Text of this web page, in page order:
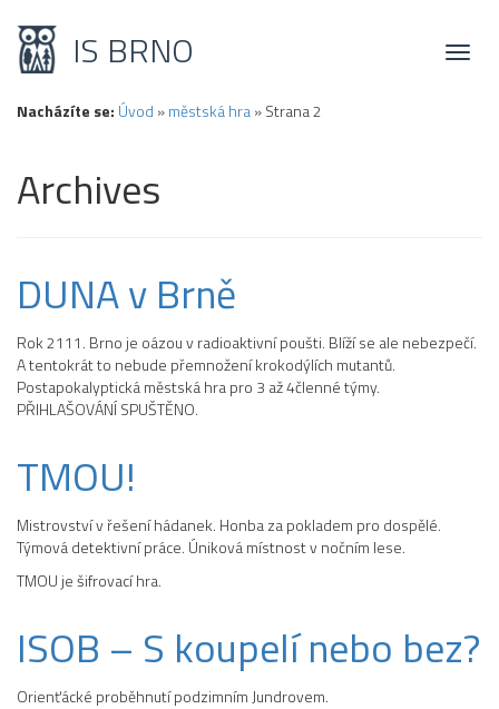
Toggle
IS BRNO
Nacházíte se: Úvod »městská hra»Strana 2
Archives
DUNA v Brně
Rok 2111. Brno je oázou v radioaktivní poušti. Blíží se ale nebezpečí.
A tentokrát to nebude přemnožení krokodýlích mutantů.
Postapokalyptická městská hra pro 3 až 4členné týmy.
PŘIHLAŠOVÁNÍ SPUŠTĚNO.
TMOU!
Mistrovství v řešení hádanek. Honba za pokladem pro dospělé.
Týmová detektivní práce. Úniková místnost v nočním lese.
TMOU je šifrovací hra.
ISOB – S koupelí nebo bez?
Orienťácké proběhnutí podzimním Jundrovem.